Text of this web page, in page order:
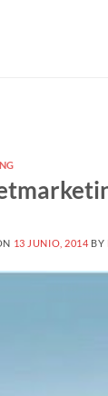
13 JUNIO, 2014 BY